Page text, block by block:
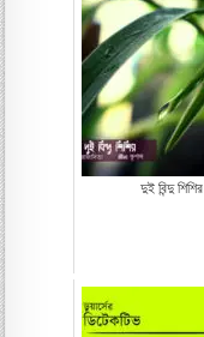
দুই বিন্দু শিশির